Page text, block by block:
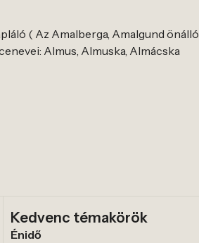
( Az Amalberga, Amalgund
Almus, Almuska, Almácska
Kedvenc témakörök
Énidő